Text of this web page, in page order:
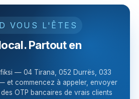
VOUS L'ÊTES
Partout en
— 04 Tirana, 052 Durrës, 033
et commencez à appeler, envoyer
OTP bancaires de vrais clients